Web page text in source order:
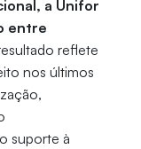
a Unifor
entre
reflete
nos últimos
suporte à